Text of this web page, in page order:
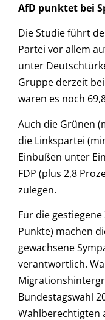
AfD punktet bei
Die Studie führt
Partei vor allem
unter
Gruppe derzeit
waren es noch
Auch die Grünen
die Linkspartei
Einbußen unter
FDP (plus 2,8
zulegen.
Für die
Punkte) machen
gewachsene
verantwortlich.
Bundestagswahl
Wahlberechtigten